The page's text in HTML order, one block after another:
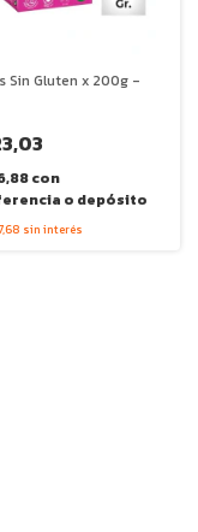
Sin Gluten x 200g -
con
o depósito
sin interés